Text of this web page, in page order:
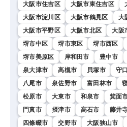
大阪市住吉区 大阪市東住吉区
大阪市淀川区
大阪市鶴見区
大
大阪市平野区
大阪市北区 大阪
堺市中区
堺市東区 堺市西区
堺市美原区
岸和田市 豊中市
泉大津市
高槻市 貝塚市 守
八尾市
泉佐野市 富田林市
松原市
大東市 和泉市 箕面
門真市
摂津市 高石市 藤井
四條畷市
交野市 大阪狭山市